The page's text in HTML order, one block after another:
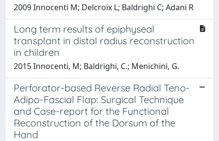
2009 Innocenti M; Delcroix L; Baldrighi C; Adani R
Long term results of epiphyseal
transplant in distal radius reconstruction
in children
2015 Innocenti, M; Baldrighi, C.; Menichini, G.
Perforator-based Reverse Radial Teno-
Adipo-Fascial Flap: Surgical Technique
and Case-report for the Functional
Reconstruction of the Dorsum of the
Hand